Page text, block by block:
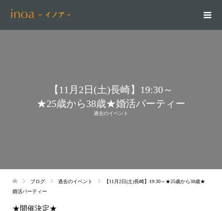
【11月2日(土)長崎】19:30～
★25歳から38歳★婚活パーティー
過去のイベント
ブログ 過去のイベント
【11月2日(土)長崎】19:30～★25歳から38歳★
婚活パーティー
★開催決定★